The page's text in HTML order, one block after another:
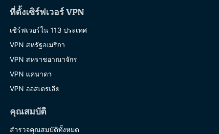
ที่ตั้งเซิร์ฟเวอร์ VPN
เซิร์ฟเวอร์ใน 113 ประเทศ
VPN สหรัฐอเมริกา
VPN สหราชอาณาจักร
VPN แคนาดา
VPN ออสเตรเลีย
คุณสมบัติ
สำรวจคุณสมบัติทั้งหมด